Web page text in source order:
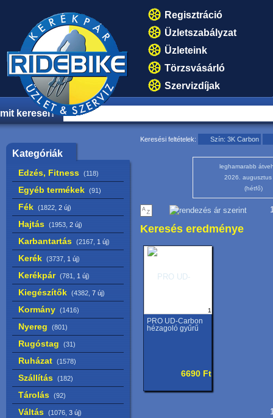
Regisztráció
Üzletszabályzat
Üzleteink
Törzsvásárló
Szervizdíjak
mit keresel?
Kategóriák
Edzés, Fitness (118)
Egyéb termékek (91)
Fék (1822, 2 új)
Hajtás (1953, 2 új)
Karbantartás (2167, 1 új)
Kerék (3737, 1 új)
Kerékpár (781, 1 új)
Kiegészítők (4382, 7 új)
Kormány (1416)
Nyereg (801)
Rugóstag (31)
Ruházat (1578)
Szállítás (182)
Tárolás (92)
Váltás (1076, 3 új)
Keresési feltételek: Szín: 3K Carbon
leghamarabb
2026. augusztus
(hétfő)
Keresés eredménye
1
PRO UD-Carbon
hézagoló gyűrű
6690 Ft